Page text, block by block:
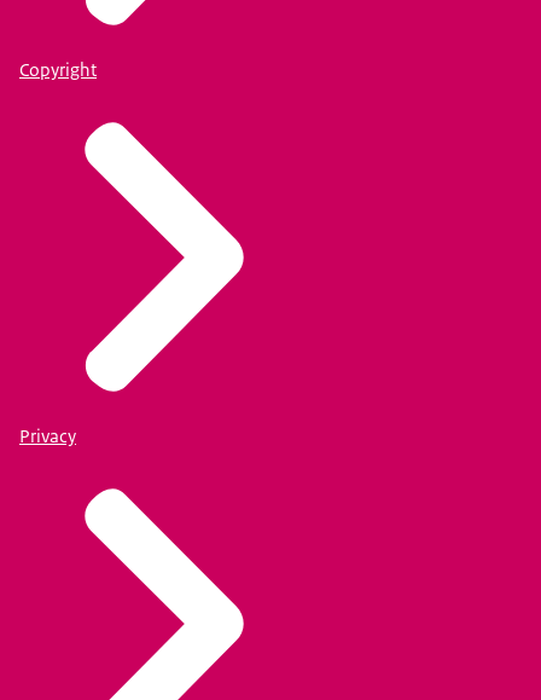
Copyright
Privacy